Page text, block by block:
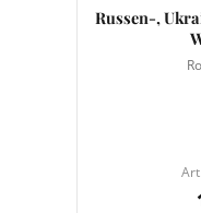
Russen-,